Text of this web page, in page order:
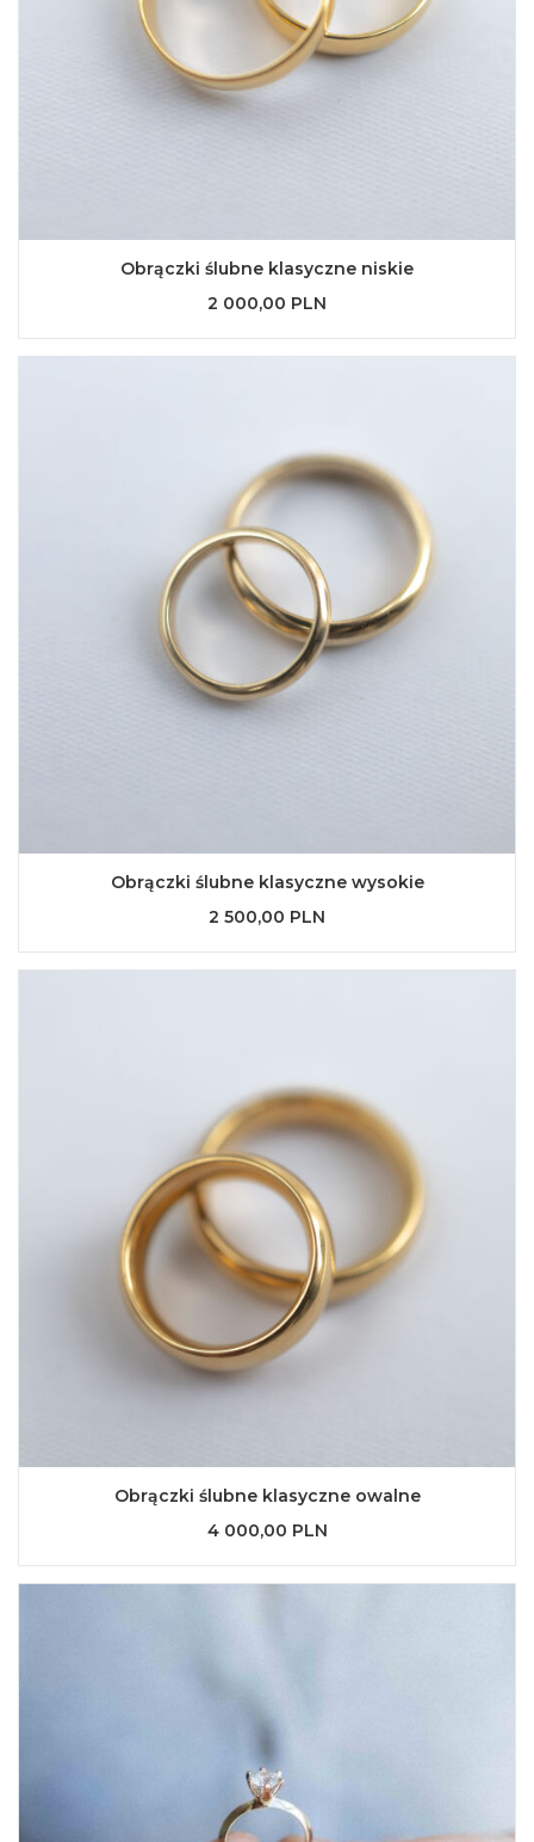
Obrączki ślubne klasyczne niskie
2 000,00 PLN
Obrączki ślubne klasyczne wysokie
2 500,00 PLN
Obrączki ślubne klasyczne owalne
4 000,00 PLN